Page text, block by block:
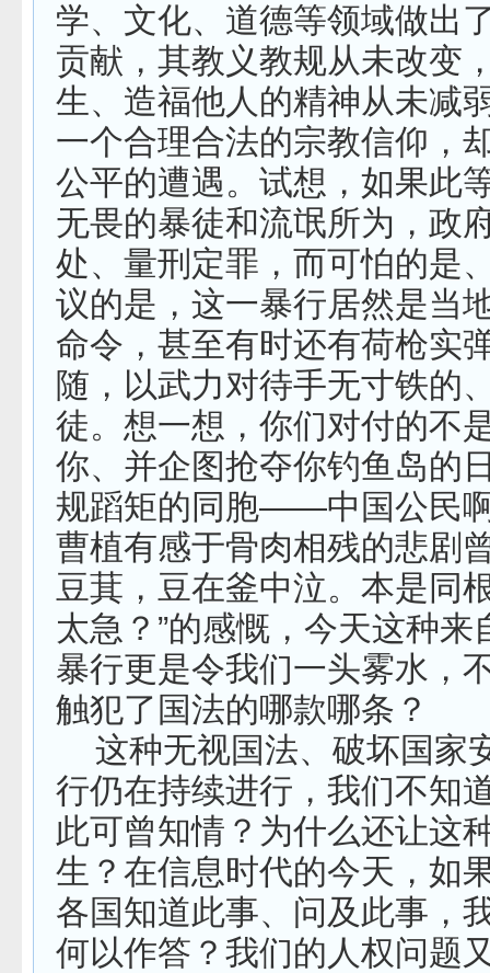
学、文化、道德等领域做出
贡献，其教义教规从未改变
生、造福他人的精神从未减
一个合理合法的宗教信仰，
公平的遭遇。试想，如果此
无畏的暴徒和流氓所为，政
处、量刑定罪，而可怕的是
议的是，这一暴行居然是当
命令，甚至有时还有荷枪实
随，以武力对待手无寸铁的
徒。想一想，你们对付的不
你、并企图抢夺你钓鱼岛的
规蹈矩的同胞——中国公民
曹植有感于骨肉相残的悲剧
豆萁，豆在釜中泣。本是同
太急？”的感慨，今天这种来
暴行更是令我们一头雾水，
触犯了国法的哪款哪条？
这种无视国法、破坏国家
行仍在持续进行，我们不知
此可曾知情？为什么还让这
生？在信息时代的今天，如
各国知道此事、问及此事，
何以作答？我们的人权问题